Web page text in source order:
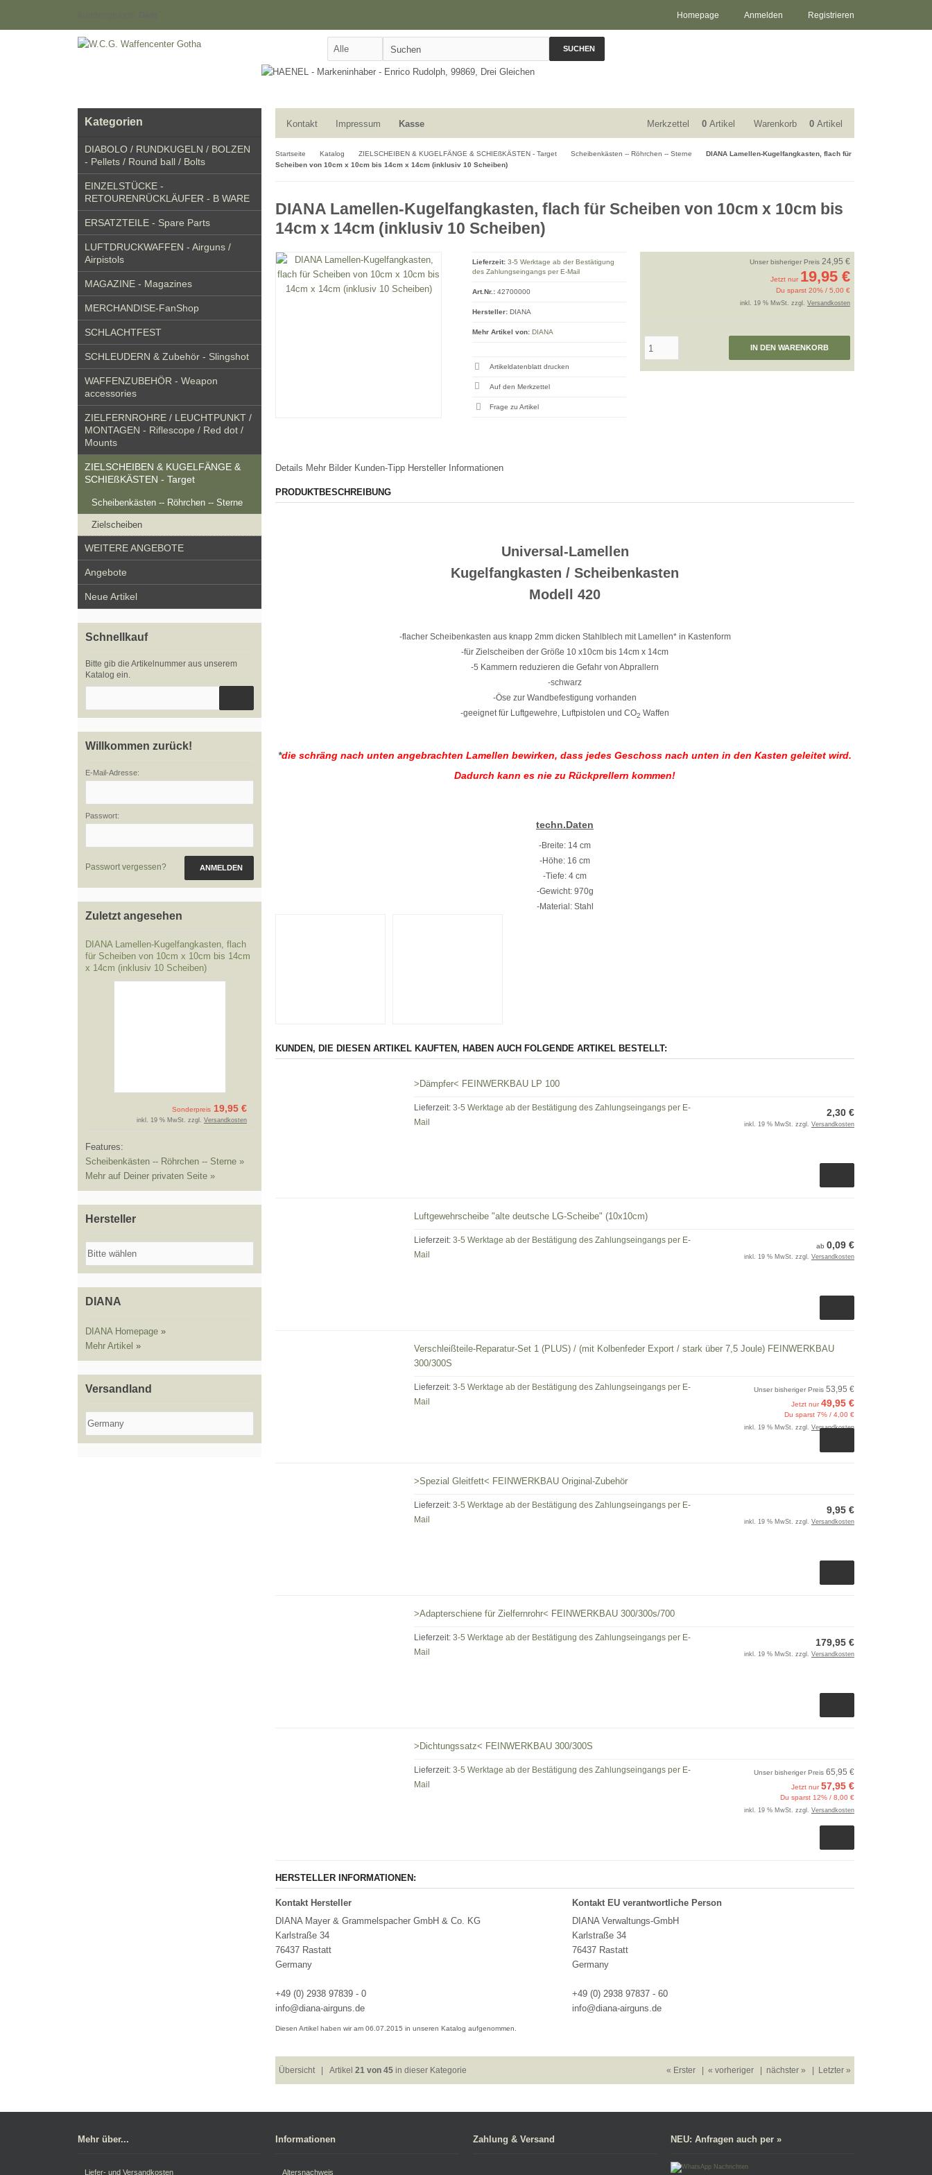
Registrieren
Anmelden
Homepage
SUCHEN
Kontakt Impressum Kasse Warenkorb 0 Artikel
Merkzettel 0 Artikel
Startseite Katalog ZIELSCHEIBEN & KUGELFÄNGE & SCHIEßKÄSTEN - Target Scheibenkästen -- Röhrchen -- Sterne
DIANA Lamellen-Kugelfangkasten, flach für
Scheiben von 10cm x 10cm bis 14cm x 14cm (inklusiv 10 Scheiben)
DIANA Lamellen-Kugelfangkasten, flach für Scheiben von 10cm x 10cm bis
14cm x 14cm (inklusiv 10 Scheiben)
Unser bisheriger Preis 24,95 €
Jetzt nur 19,95 €
Du sparst 20% / 5,00 €
inkl. 19 % MwSt. zzgl. Versandkosten
IN DEN WARENKORB
Lieferzeit: 3-5 Werktage ab der Bestätigung
des Zahlungseingangs per E-Mail
Art.Nr.: 42700000
Hersteller: DIANA
Mehr Artikel von: DIANA
Artikeldatenblatt drucken
Frage zu Artikel
Details Mehr Bilder Kunden-Tipp Hersteller Informationen
PRODUKTBESCHREIBUNG
Universal-Lamellen
Kugelfangkasten / Scheibenkasten
Modell 420
-flacher Scheibenkasten aus knapp 2mm dicken Stahlblech mit Lamellen* in Kastenform
-für Zielscheiben der Größe 10 x10cm bis 14cm x 14cm
-5 Kammern reduzieren die Gefahr von Abprallern
-schwarz
-Öse zur Wandbefestigung vorhanden
-geeignet für Luftgewehre, Luftpistolen und CO2 Waffen
*die schräng nach unten angebrachten Lamellen bewirken, dass jedes Geschoss nach unten in den Kasten geleitet wird.
Dadurch kann es nie zu Rückprellern kommen!
techn.Daten
-Breite: 14 cm
-Höhe: 16 cm
-Tiefe: 4 cm
-Gewicht: 970g
-Material: Stahl
KUNDEN, DIE DIESEN ARTIKEL KAUFTEN, HABEN AUCH FOLGENDE ARTIKEL BESTELLT:
>Dämpfer< FEINWERKBAU LP 100
Lieferzeit:3-5 Werktage ab der Bestätigung des Zahlungseingangs per E-
Mail
2,30 €
inkl. 19 % MwSt. zzgl. Versandkosten
Luftgewehrscheibe "alte deutsche LG-Scheibe" (10x10cm)
Lieferzeit:3-5 Werktage ab der Bestätigung des Zahlungseingangs per E-
Mail
ab 0,09 €
inkl. 19 % MwSt. zzgl. Versandkosten
Verschleißteile-Reparatur-Set 1 (PLUS) / (mit Kolbenfeder Export / stark über 7,5 Joule) FEINWERKBAU
300/300S
Lieferzeit:3-5 Werktage ab der Bestätigung des Zahlungseingangs per E-
Mail
Unser bisheriger Preis 53,95 €
Jetzt nur49,95 €
Du sparst 7% / 4,00 €
inkl. 19 % MwSt. zzgl. Versandkosten
>Spezial Gleitfett< FEINWERKBAU Original-Zubehör
Lieferzeit:3-5 Werktage ab der Bestätigung des Zahlungseingangs per E-
Mail
9,95 €
inkl. 19 % MwSt. zzgl. Versandkosten
>Adapterschiene für Zielfernrohr< FEINWERKBAU 300/300s/700
Lieferzeit:3-5 Werktage ab der Bestätigung des Zahlungseingangs per E-
Mail
179,95 €
inkl. 19 % MwSt. zzgl. Versandkosten
>Dichtungssatz< FEINWERKBAU 300/300S
Lieferzeit:3-5 Werktage ab der Bestätigung des Zahlungseingangs per E-
Mail
Unser bisheriger Preis 65,95 €
Jetzt nur57,95 €
Du sparst 12% / 8,00 €
inkl. 19 % MwSt. zzgl. Versandkosten
HERSTELLER INFORMATIONEN:
Kontakt Hersteller
DIANA Mayer & Grammelspacher GmbH & Co. KG
Karlstraße 34
76437 Rastatt
Germany
+49 (0) 2938 97839 - 0
info@diana-airguns.de
Kontakt EU verantwortliche Person
DIANA Verwaltungs-GmbH
Karlstraße 34
76437 Rastatt
Germany
+49 (0) 2938 97837 - 60
info@diana-airguns.de
Diesen Artikel haben wir am 06.07.2015 in unseren Katalog aufgenommen.
Übersicht| Artikel 21 von 45 in dieser Kategorie « Erster « vorheriger nächster » Letzter »
Kategorien
DIABOLO / RUNDKUGELN / BOLZEN
- Pellets / Round ball / Bolts
EINZELSTÜCKE -
RETOURENRÜCKLÄUFER - B WARE
ERSATZTEILE - Spare Parts
LUFTDRUCKWAFFEN - Airguns /
Airpistols
MAGAZINE - Magazines
MERCHANDISE-FanShop
SCHLACHTFEST
SCHLEUDERN & Zubehör - Slingshot
WAFFENZUBEHÖR - Weapon
accessories
ZIELFERNROHRE / LEUCHTPUNKT /
MONTAGEN - Riflescope / Red dot /
Mounts
ZIELSCHEIBEN & KUGELFÄNGE &
SCHIEßKÄSTEN - Target
Scheibenkästen -- Röhrchen -- Sterne
Zielscheiben
WEITERE ANGEBOTE
Angebote
Neue Artikel
Schnellkauf
Bitte gib die Artikelnummer aus unserem
Katalog ein.
Willkommen zurück!
E-Mail-Adresse:
Passwort:
Passwort vergessen? ANMELDEN
Zuletzt angesehen
DIANA Lamellen-Kugelfangkasten, flach
für Scheiben von 10cm x 10cm bis 14cm
x 14cm (inklusiv 10 Scheiben)
Sonderpreis 19,95 €
inkl. 19 % MwSt. zzgl. Versandkosten
Features:
Scheibenkästen -- Röhrchen -- Sterne »
Mehr auf Deiner privaten Seite »
Hersteller
DIANA
DIANA Homepage »
Mehr Artikel »
Versandland
Mehr über...
Liefer- und Versandkosten
Informationen
Altersnachweis
Zahlung & Versand NEU: Anfragen auch per »